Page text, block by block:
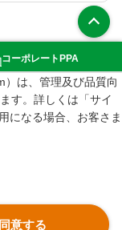
は、管理及び品質向
す。詳しくは「サイ
になる場合、お客さま
同意する
コーポレート PPA
Corporation